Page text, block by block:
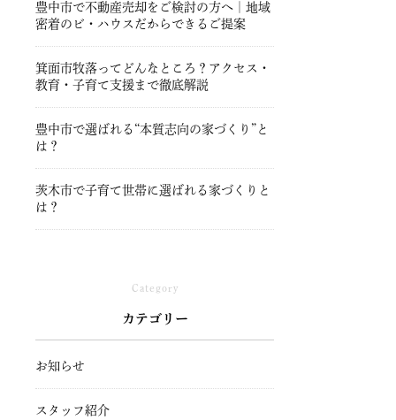
豊中市で不動産売却をご検討の方へ｜地域
密着のビ・ハウスだからできるご提案
箕面市牧落ってどんなところ？アクセス・
教育・子育て支援まで徹底解説
豊中市で選ばれる“本質志向の家づくり”と
は？
茨木市で子育て世帯に選ばれる家づくりと
は？
Category
カテゴリー
お知らせ
スタッフ紹介